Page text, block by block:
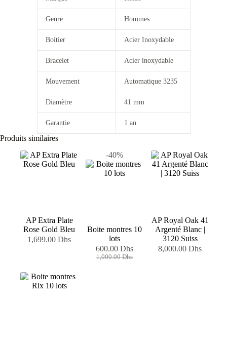
Genre Hommes
Boitier Acier Inoxydable
Bracelet Acier inoxydable
Mouvement Automatique 3235
Diamètre 41 mm
Garantie 1 an
Produits similaires
AP Extra Plate
Rose Gold Bleu
1,699.00Dhs
-40%
Boite montres 10
lots
1,000.00Dhs
Le
600.00Dhs
Le
AP Royal Oak 41
Argenté Blanc |
3120 Suiss
8,000.00Dhs